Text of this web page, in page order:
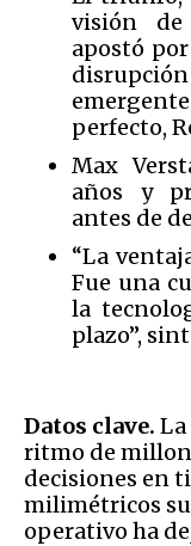
visión de
apostó
perfecto,
Max
años y
antes de
“La
Fue una
la
plazo”,
Datos clave. La
ritmo de
decisiones en
milimétricos
operativo ha